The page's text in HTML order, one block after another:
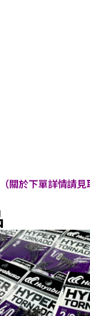
（關於下單詳情請